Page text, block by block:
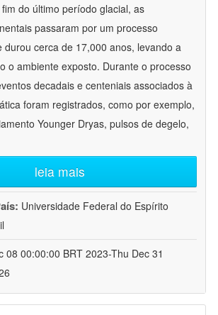
do último período glacial, as
passaram por um processo
durou cerca de 17,000 anos, levando a
o ambiente exposto. Durante o processo
decadais e centeniais associados à
foram registrados, como por exemplo,
Younger Dryas, pulsos de degelo,
leia mais
Universidade Federal do Espírito
08 00:00:00 BRT 2023-Thu Dec 31